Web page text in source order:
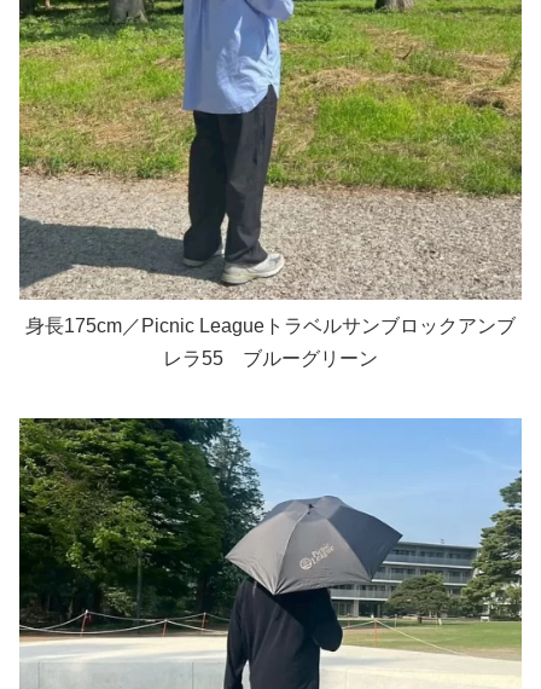
身長175cm／Picnic Leagueトラベルサンブロックアンブ
レラ55 ブルーグリーン